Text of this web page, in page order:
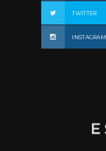
TWITTER
INSTAGRAM